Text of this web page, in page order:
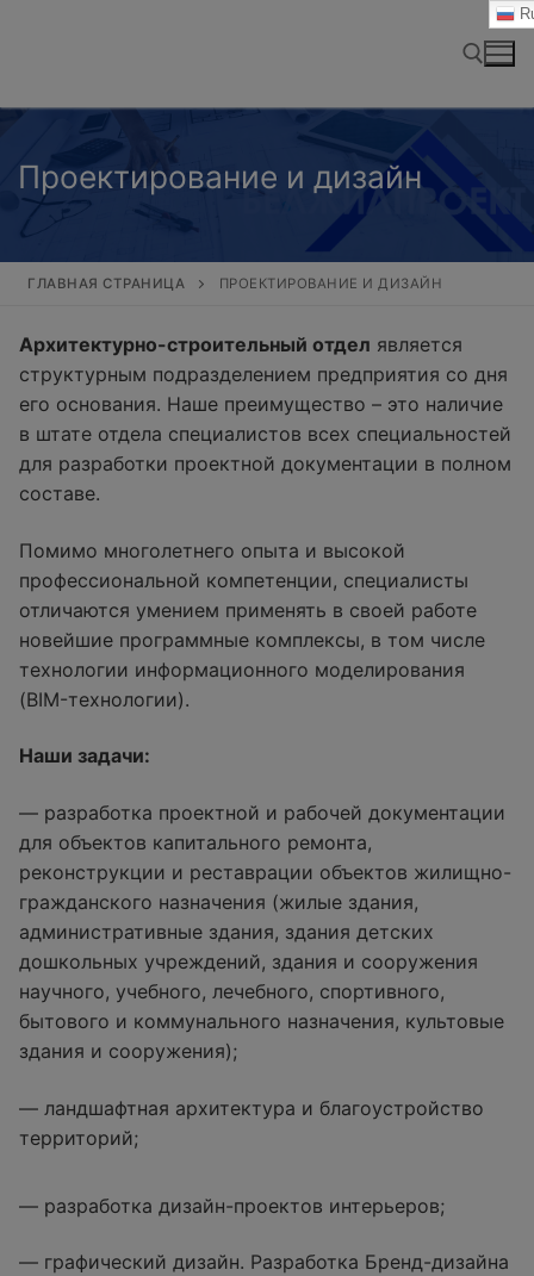
Проектирование и дизайн
ГЛАВНАЯ СТРАНИЦА ПРОЕКТИРОВАНИЕ И ДИЗАЙН
Архитектурно-строительный отдел является
структурным подразделением предприятия со дня
его основания. Наше преимущество – это наличие
в штате отдела специалистов всех специальностей
для разработки проектной документации в полном
составе.
Помимо многолетнего опыта и высокой
профессиональной компетенции, специалисты
отличаются умением применять в своей работе
новейшие программные комплексы, в том числе
технологии информационного моделирования
(BIM-технологии).
Наши задачи:
— разработка проектной и рабочей документации
для объектов капитального ремонта,
реконструкции и реставрации объектов жилищно-
гражданского назначения (жилые здания,
административные здания, здания детских
дошкольных учреждений, здания и сооружения
научного, учебного, лечебного, спортивного,
бытового и коммунального назначения, культовые
здания и сооружения);
— ландшафтная архитектура и благоустройство
территорий;
— разработка дизайн-проектов интерьеров;
— графический дизайн. Разработка Бренд-дизайна